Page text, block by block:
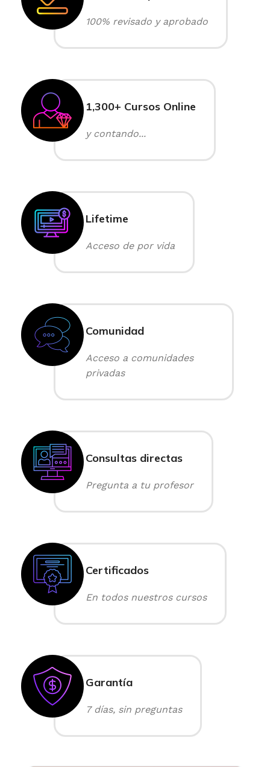
100% revisado y aprobado
1,300+ Cursos Online
y contando...
Lifetime
Acceso de por vida
Comunidad
Acceso a comunidades
privadas
Consultas directas
Pregunta a tu profesor
Certificados
En todos nuestros cursos
Garantía
7 días, sin preguntas